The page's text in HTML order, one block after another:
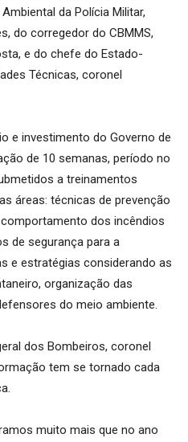
da Polícia Militar,
do corregedor do CBMMS,
e do chefe do Estado-
Técnicas, coronel
e investimento do Governo de
de 10 semanas, período no
a treinamentos
áreas: técnicas de prevenção
dos incêndios
de segurança para a
e estratégias considerando as
organização das
do meio ambiente.
dos Bombeiros, coronel
tem se tornado cada
muito mais que no ano